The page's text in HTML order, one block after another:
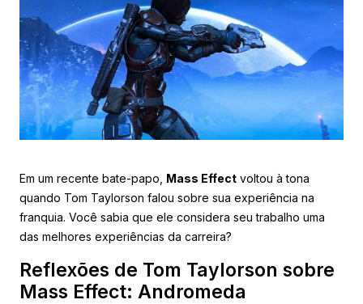
Em um recente bate-papo, Mass Effect voltou à tona
quando Tom Taylorson falou sobre sua experiência na
franquia. Você sabia que ele considera seu trabalho uma
das melhores experiências da carreira?
Reflexões de Tom Taylorson sobre
Mass Effect: Andromeda